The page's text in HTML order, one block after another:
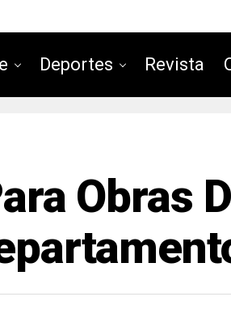
Deportes Revista
Obras